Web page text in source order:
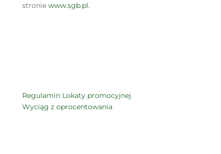
stronie www.sgb.pl.
Regulamin Lokaty promocyjnej
Wyciąg z oprocentowania